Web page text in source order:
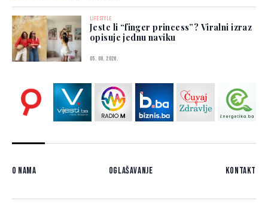
LIFESTYLE
Jeste li “finger princess”? Viralni izraz
opisuje jednu naviku
05. 08. 2026.
O nama Oglašavanje Kontakt